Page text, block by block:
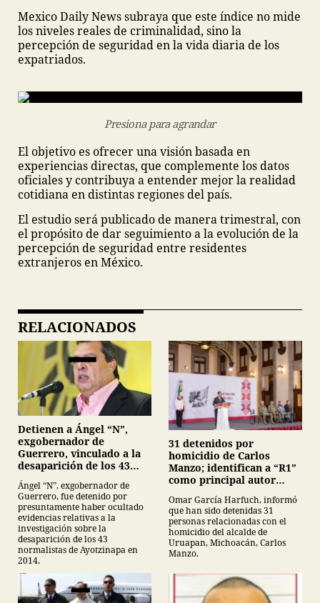
Mexico Daily News subraya que este índice no mide
los niveles reales de criminalidad, sino la
percepción de seguridad en la vida diaria de los
expatriados.
Presiona para agrandar
El objetivo es ofrecer una visión basada en
experiencias directas, que complemente los datos
oficiales y contribuya a entender mejor la realidad
cotidiana en distintas regiones del país.
El estudio será publicado de manera trimestral, con
el propósito de dar seguimiento a la evolución de la
percepción de seguridad entre residentes
extranjeros en México.
RELACIONADOS
Detienen a Ángel “N”,
exgobernador de
Guerrero, vinculado a la
desaparición de los 43
normalistas de
Ayotzinapa
Ángel “N”, exgobernador de
Guerrero, fue detenido por
presuntamente haber ocultado
evidencias relativas a la
investigación sobre la
desaparición de los 43
normalistas de Ayotzinapa en
2014.
31 detenidos por
homicidio de Carlos
Manzo; identifican a “R1”
como principal autor
Omar García Harfuch, informó
que han sido detenidas 31
personas relacionadas con el
homicidio del alcalde de
Uruapan, Michoacán, Carlos
Manzo.